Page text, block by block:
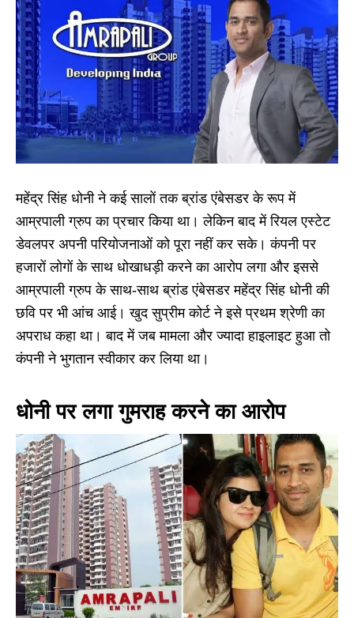
महेंद्र सिंह धोनी ने कई सालों तक ब्रांड एंबेसडर के रूप में
आम्रपाली ग्रुप का प्रचार किया था। लेकिन बाद में रियल एस्टेट
डेवलपर अपनी परियोजनाओं को पूरा नहीं कर सके। कंपनी पर
हजारों लोगों के साथ धोखाधड़ी करने का आरोप लगा और इससे
आम्रपाली ग्रुप के साथ-साथ ब्रांड एंबेसडर महेंद्र सिंह धोनी की
छवि पर भी आंच आई। खुद सुप्रीम कोर्ट ने इसे प्रथम श्रेणी का
अपराध कहा था। बाद में जब मामला और ज्यादा हाइलाइट हुआ तो
कंपनी ने भुगतान स्वीकार कर लिया था।
धोनी पर लगा गुमराह करने का आरोप